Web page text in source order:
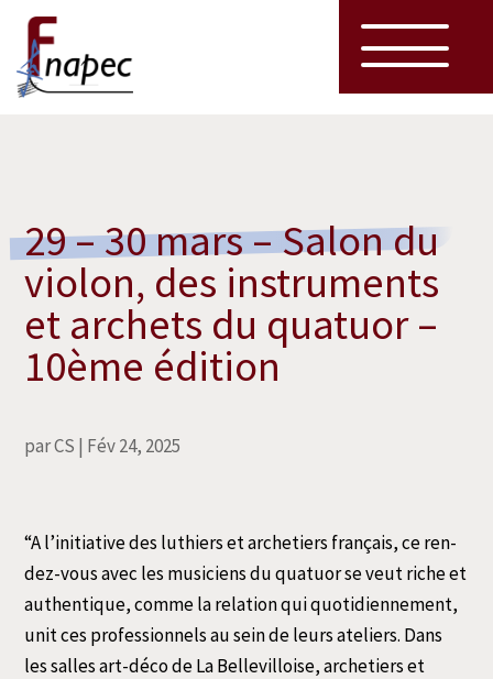
29 – 30 mars – Salon du
violon, des instruments
et archets du quatuor –
10ème édition
parCS | Fév 24, 2025
“A l’initiative des luthiers et arche­tiers fran­çais, ce ren­
dez-vous avec les musi­ciens du qua­tuor se veut riche et
authen­tique, comme la rela­tion qui quo­ti­dien­ne­ment,
unit ces pro­fes­sion­nels au sein de leurs ate­liers. Dans
les salles art-déco de La Bellevilloise, arche­tiers et